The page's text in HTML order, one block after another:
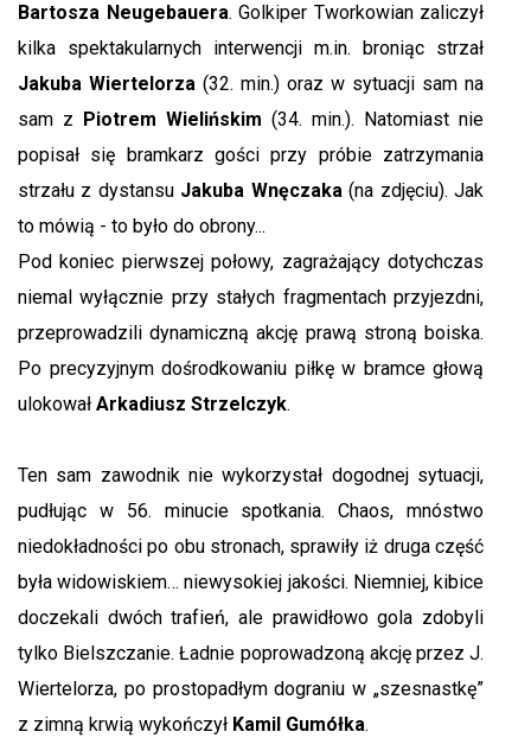
Bartosza Neugebauera. Golkiper Tworkowian zaliczył
kilka spektakularnych interwencji m.in. broniąc strzał
Jakuba Wiertelorza (32. min.) oraz w sytuacji sam na
sam z Piotrem Wielińskim (34. min.). Natomiast nie
popisał się bramkarz gości przy próbie zatrzymania
strzału z dystansu Jakuba Wnęczaka(na zdjęciu). Jak
to mówią - to było do obrony...
Pod koniec pierwszej połowy, zagrażający dotychczas
niemal wyłącznie przy stałych fragmentach przyjezdni,
przeprowadzili dynamiczną akcję prawą stroną boiska.
Po precyzyjnym dośrodkowaniu piłkę w bramce głową
ulokował Arkadiusz Strzelczyk.
Ten sam zawodnik nie wykorzystał dogodnej sytuacji,
pudłując w 56. minucie spotkania. Chaos, mnóstwo
niedokładności po obu stronach, sprawiły iż druga część
była widowiskiem… niewysokiej jakości. Niemniej, kibice
doczekali dwóch trafień, ale prawidłowo gola zdobyli
tylko Bielszczanie. Ładnie poprowadzoną akcję przez J.
Wiertelorza, po prostopadłym dograniu w „szesnastkę”
z zimną krwią wykończył Kamil Gumółka.